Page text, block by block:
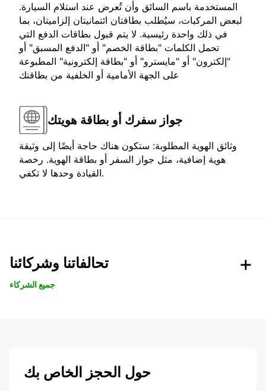
المستخدمة باسم السائق وأن تُعرض عند استلام السيارة.
لبعض المركبات، سيُطلب بطاقتان ائتمانيتان إلزاميتان، بما
في ذلك واحدة رئيسية. لا يتم قبول بطاقات الدفع التي
تحمل الكلمات "بطاقة الخصم" أو "الدفع المسبق" أو
"إلكترون" أو "مايسترو" أو "بطاقة إلكترونية" المطبوعة
على الجهة الأمامية أو الخلفية من بطاقتك
جواز سفرك أو بطاقة هويتك
وثائق الهوية المطلوبة: ستكون هناك حاجة أيضًا إلى وثيقة
هوية إضافية، مثل جواز السفر أو بطاقة الهوية. رخصة
القيادة وحدها لا تكفي.
تحالفاتنا وشركائنا
جميع الشركاء
حول الحجز الخاص بك